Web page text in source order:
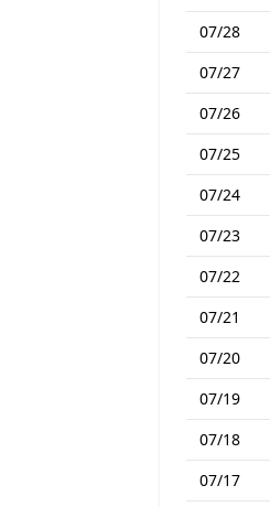
07/28
07/27
07/26
07/25
07/24
07/23
07/22
07/21
07/20
07/19
07/18
07/17